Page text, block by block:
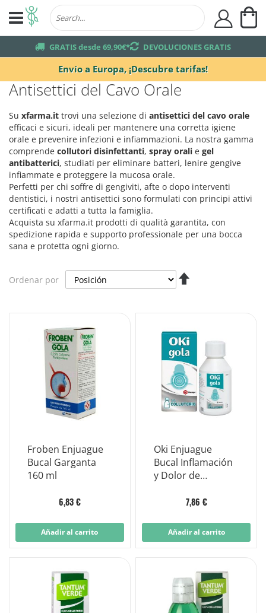
Envío a Europa, ¡Descubre tarifas!
truck GRATIS desde 69,90€*returns DEVOLUCIONES GRATIS
user
Antisettici del Cavo Orale
Su xfarma.it trovi una selezione di antisettici del cavo orale
efficaci e sicuri, ideali per mantenere una corretta igiene
orale e prevenire infezioni e infiammazioni. La nostra gamma
comprende collutori disinfettanti, spray orali e gel
antibatterici, studiati per eliminare batteri, lenire gengive
infiammate e proteggere la mucosa orale.
Perfetti per chi soffre di gengiviti, afte o dopo interventi
dentistici, i nostri antisettici sono formulati con principi attivi
certificati e adatti a tutta la famiglia.
Acquista su xfarma.it prodotti di qualità garantita, con
spedizione rapida e supporto professionale per una bocca
sana e protetta ogni giorno.
Ordenar por
Froben Enjuague
Bucal Garganta
160 ml
6,83 €
Añadir al carrito
Oki Enjuague
Bucal Inflamación
y Dolor de
7,86 €
Añadir al carrito